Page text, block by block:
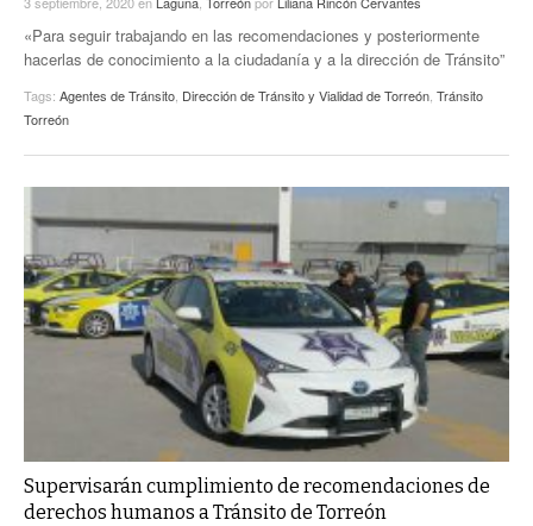
«Para seguir trabajando en las recomendaciones y posteriormente
hacerlas de conocimiento a la ciudadanía y a la dirección de Tránsito”
Tags: Agentes de Tránsito Dirección de Tránsito y Vialidad de Torreón Tránsito
Torreón
Supervisarán cumplimiento de recomendaciones de
derechos humanos a Tránsito de Torreón